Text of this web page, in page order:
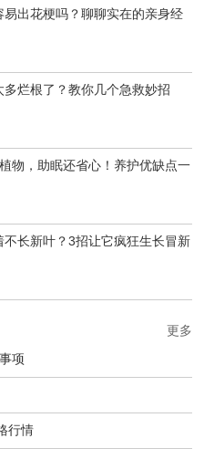
易出花梗吗？聊聊实在的亲身经
多烂根了？教你几个急救妙招
物，助眠还省心！养护优缺点一
不长新叶？3招让它疯狂生长冒新
项
行情
更多